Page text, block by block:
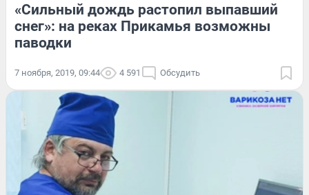
«Сильный дождь растопил выпавший
снег»: на реках Прикамья возможны
паводки
7 ноября, 2019, 09:44 4 591 Обсудить